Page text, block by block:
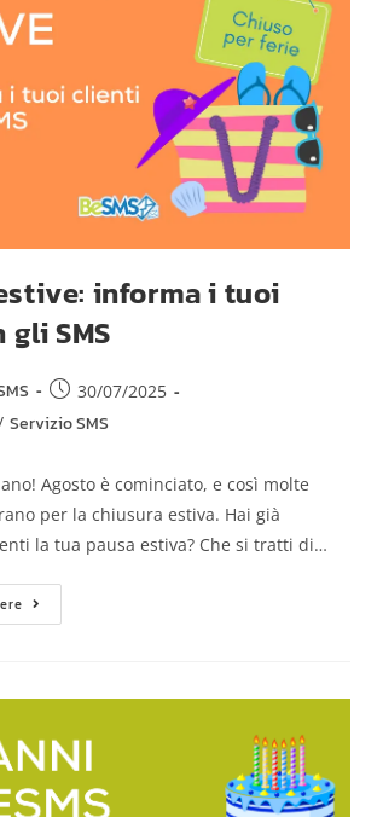
informa i tuoi
SMS
30/07/2025
Servizio SMS
Agosto è cominciato, e così molte
per la chiusura estiva. Hai già
la tua pausa estiva? Che si tratti di…